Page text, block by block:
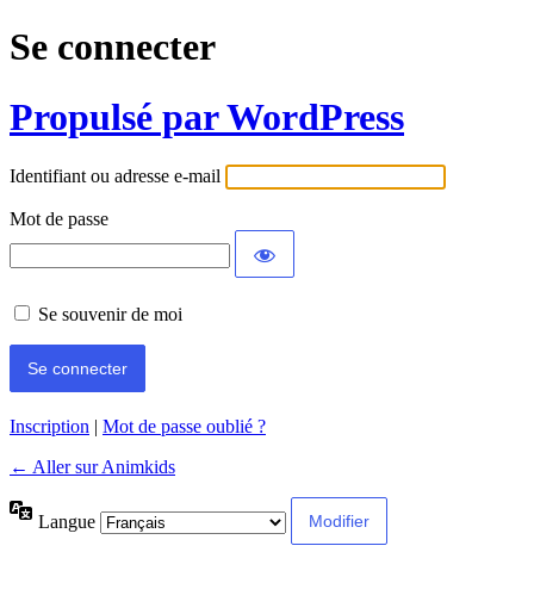
Se connecter
Propulsé par WordPress
Identifiant ou adresse e-mail
Mot de passe
Se souvenir de moi
Inscription | Mot de passe oublié ?
← Aller sur Animkids
Langue